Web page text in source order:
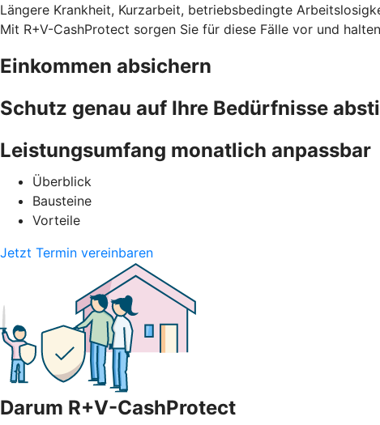
Längere Krankheit, Kurzarbeit, betriebsbedingte
Mit R+V-CashProtect sorgen Sie für diese Fälle vor und
Einkommen absichern
Schutz genau auf Ihre Bedürfnisse
Leistungsumfang monatlich anpassbar
Überblick
Bausteine
Vorteile
Jetzt Termin vereinbaren
Darum R+V-CashProtect